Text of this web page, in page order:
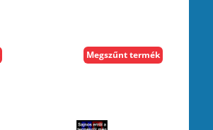
Megszűnt termék